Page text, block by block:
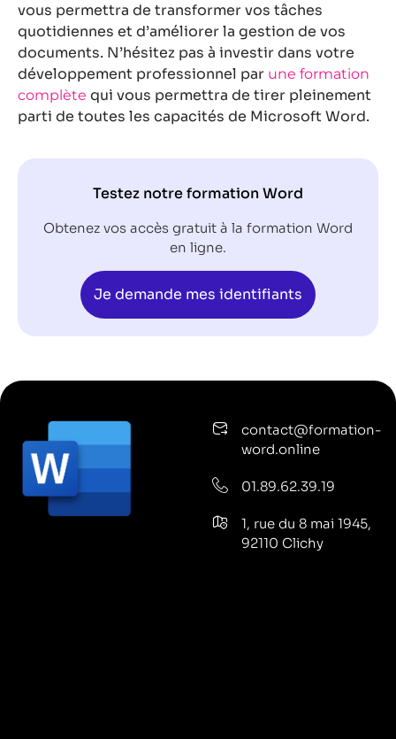
vous permettra de transformer vos tâches
quotidiennes et d’améliorer la gestion de vos
documents. N’hésitez pas à investir dans votre
développement professionnel par une formation
complète qui vous permettra de tirer pleinement
parti de toutes les capacités de Microsoft Word.
Testez notre formation Word
Obtenez vos accès gratuit à la formation Word
en ligne.
Je demande mes identifiants
contact@formation-
word.online
01.89.62.39.19
1, rue du 8 mai 1945,
92110 Clichy